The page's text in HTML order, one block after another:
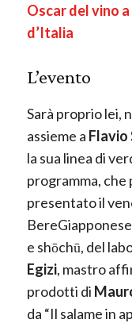
Oscar del vino
d’Italia
L’evento
Sarà proprio lei,
assieme a Flavio
la sua linea di
programma,
presentato il
e shōchū, del
Egizi, mastro
prodotti di
da “Il salame in